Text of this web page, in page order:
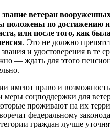
ветеран
положены по достижению
или после того, как
. Это не должно
и удостоверения в те
— ждать для этого
имеют право и возможность
меры соцподдержки для
проживают на их
федеральному
граждан лучше